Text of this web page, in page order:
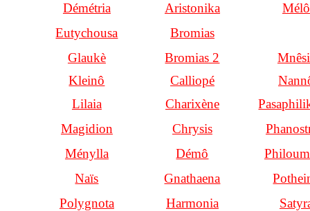
Démétria
Aristonika
Mélô
Eutychousa
Bromias
Glaukè
Bromias 2
Kleinô
Calliopé
Lilaia
Charixène
Magidion
Chrysis
Ménylla
Démô
Naïs
Gnathaena
Polygnota
Harmonia